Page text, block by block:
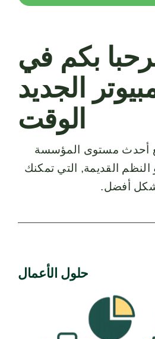
بكم في
الجديد
الوقت
أحدث مستوى المؤسسة
و النظم القديمة, التي تمكنك
أفضل.
حلول الأعمال